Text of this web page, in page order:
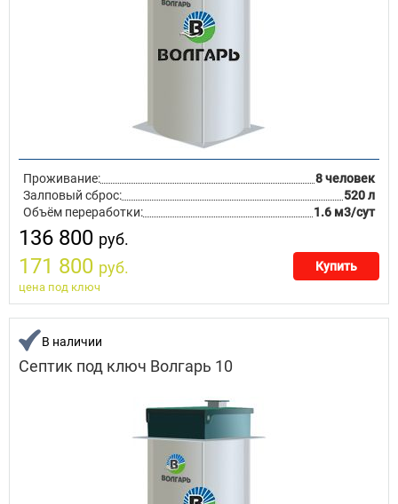
Проживание:
8 человек
Залповый сброс:
520 л
Объём переработки:
1.6 м3/сут
136 800 руб.
171 800 руб. Купить
цена под ключ
В наличии
Септик под ключ Волгарь 10